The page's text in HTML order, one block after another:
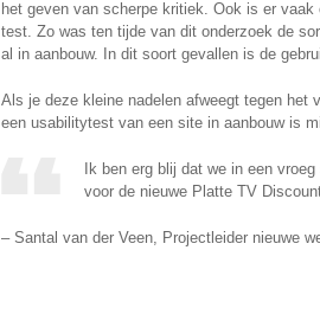
het geven van scherpe kritiek. Ook is er
test. Zo was ten tijde van dit onderzoek de
al in aanbouw. In dit soort gevallen is de
Als je deze kleine nadelen afweegt tegen het
een usabilitytest van een site in aanbouw is
Ik ben erg blij dat we in een
voor de nieuwe Platte TV
– Santal van der Veen, Projectleider nieuwe